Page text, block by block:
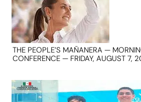
THE PEOPLE’S MAÑANERA —
CONFERENCE — FRIDAY, AUGUST 7,